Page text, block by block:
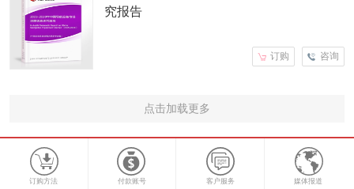
究报告
咨询
订购
点击加载更多
订购方法 付款账号 客户服务 媒体报道